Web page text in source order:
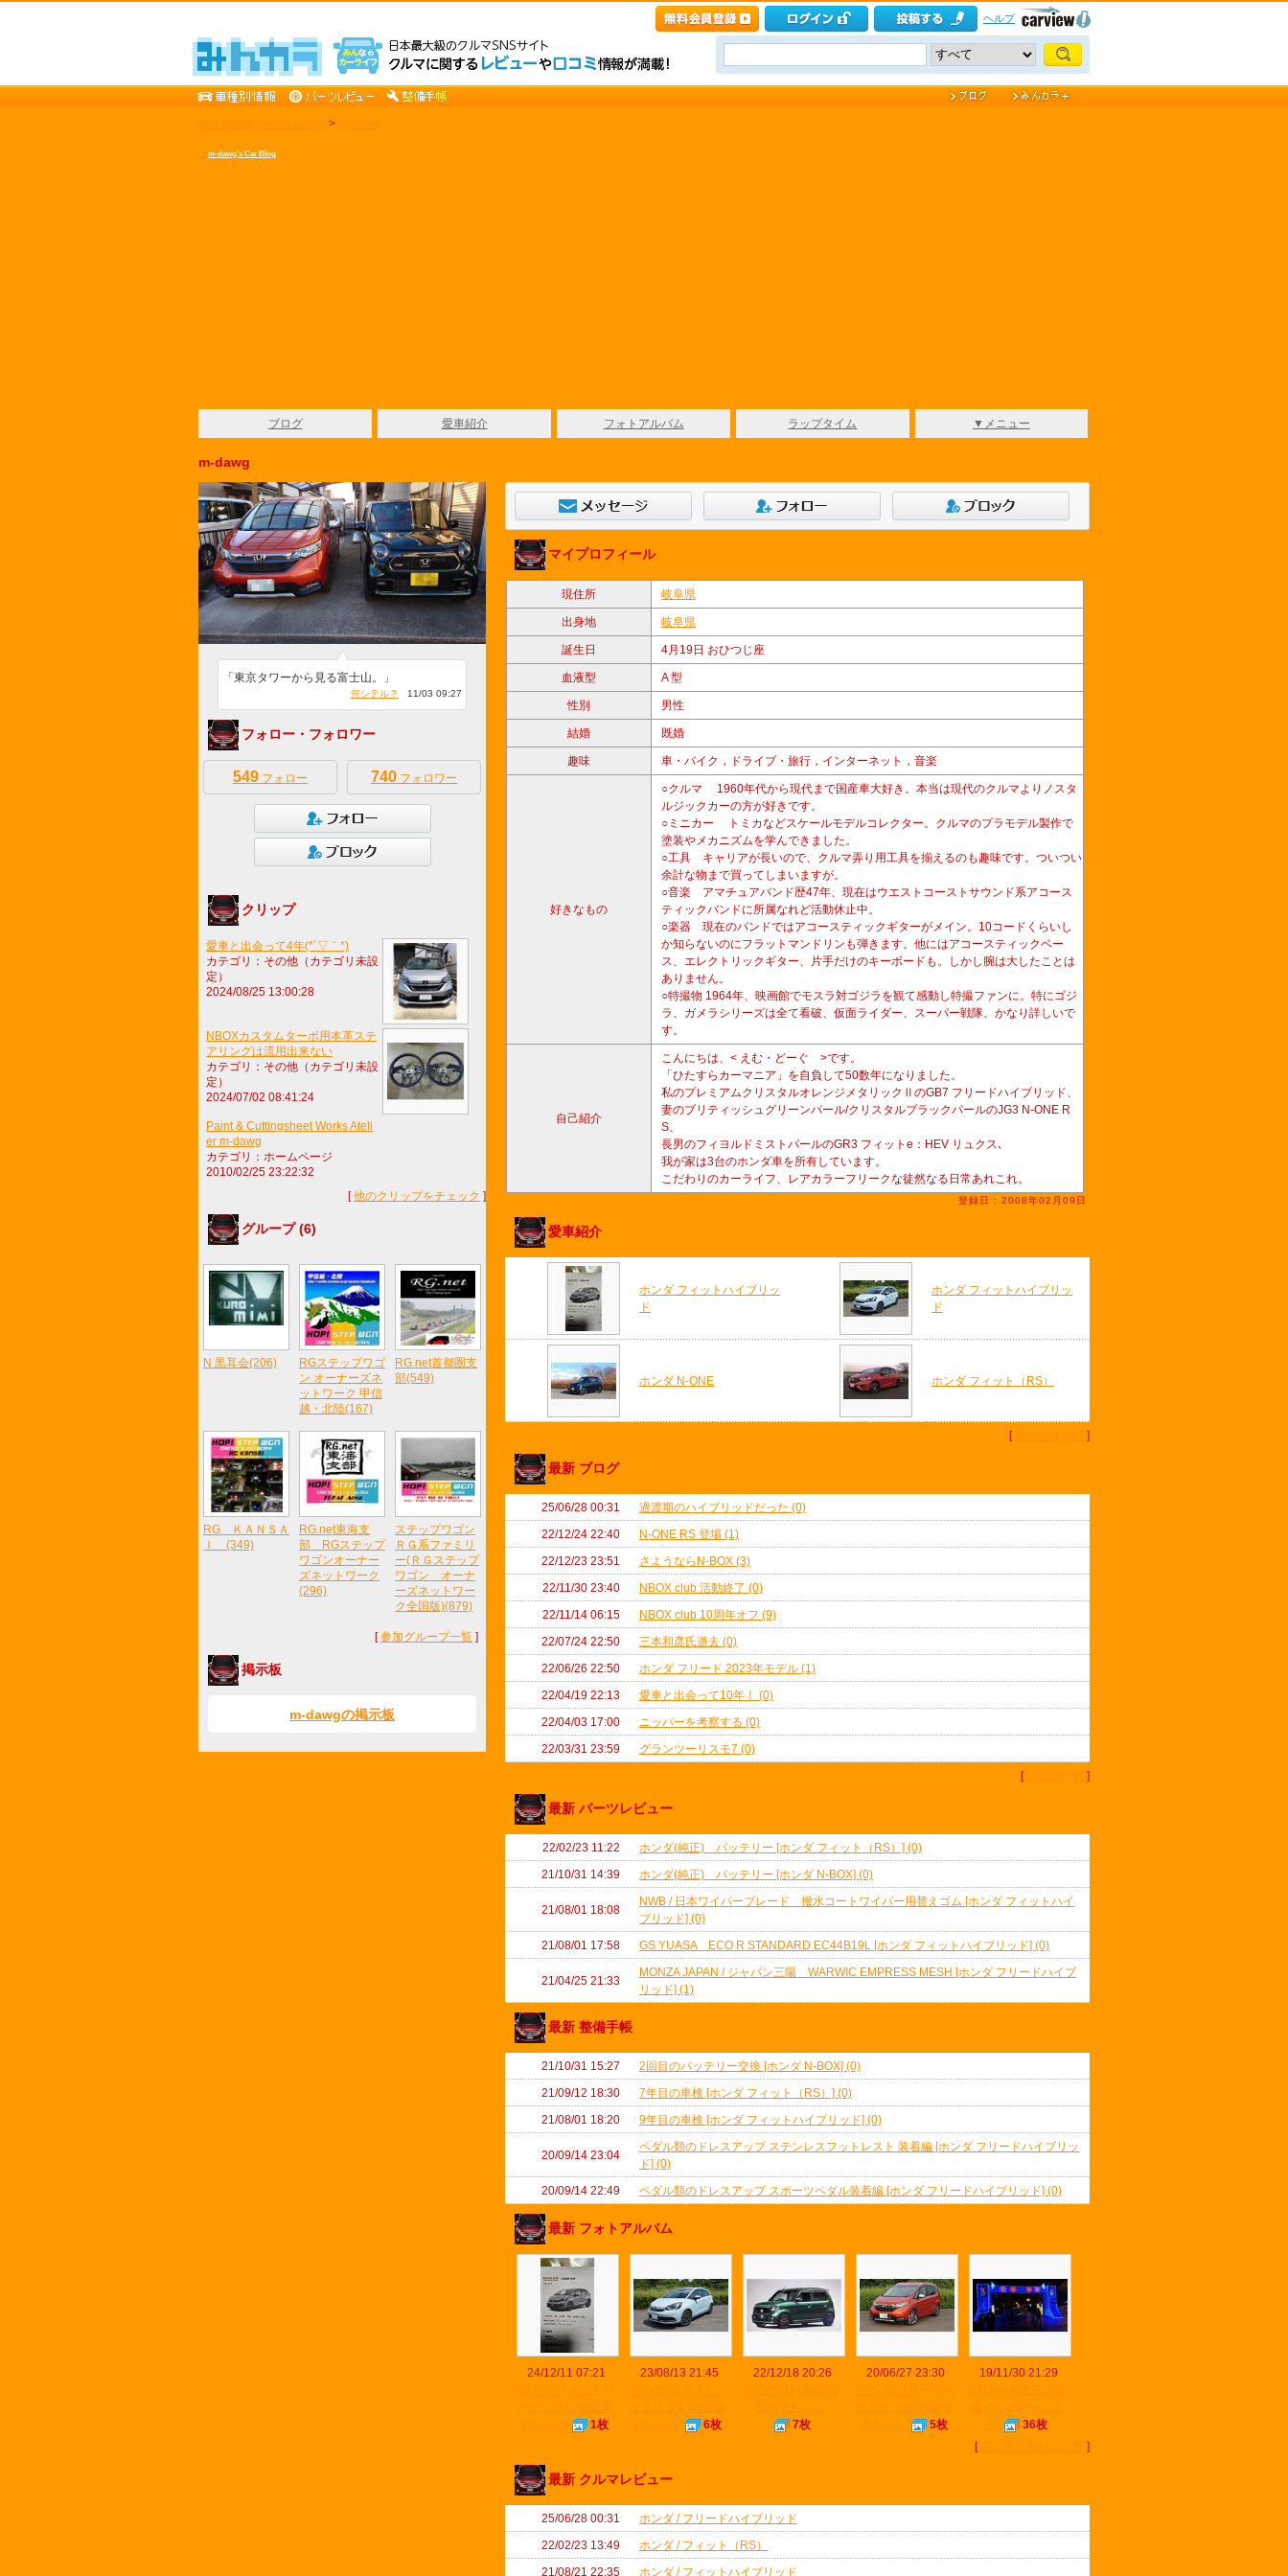
ヘルプ
>
m-dawg's Car Blog
ブログ 愛車紹介 フォトアルバム ラップタイム ▼メニュー
m-dawg
「東京タワーから見る富士山。」
何シテル？ 11/03 09:27
フォロー・フォロワー
549 フォロー 740 フォロワー
クリップ
愛車と出会って4年(*´▽｀*)
カテゴリ：その他（カテゴリ未設
定）
2024/08/25 13:00:28
NBOXカスタムターボ用本革ステ
アリングは流用出来ない
カテゴリ：その他（カテゴリ未設
定）
2024/07/02 08:41:24
Paint & Cuttingsheet Works Ateli
er m-dawg
カテゴリ：ホームページ
2010/02/25 23:22:32
[他のクリップをチェック ]
グループ (6)
N 黒耳会(206)
RGステップワゴ
ン オーナーズネ
ットワーク 甲信
越・北陸(167)
RG.net首都圏支
部(549)
RG ＫＡＮＳＡ
Ｉ (349)
RG.net東海支
部 RGステップ
ワゴンオーナー
ズネットワーク
(296)
ステップワゴン
ＲＧ系ファミリ
ー(ＲＧステップ
ワゴン オーナ
ーズネットワー
ク全国版)(879)
[参加グループ一覧 ]
掲示板
m-dawgの掲示板
マイプロフィール
現住所 岐阜県
出身地 岐阜県
誕生日 4月19日 おひつじ座
血液型 A 型
性別 男性
結婚 既婚
趣味 車・バイク，ドライブ・旅行，インターネット，音楽
好きなもの
○クルマ 1960年代から現代まで国産車大好き。本当は現代のクルマよりノスタ
ルジックカーの方が好きです。
○ミニカー トミカなどスケールモデルコレクター。クルマのプラモデル製作で
塗装やメカニズムを学んできました。
○工具 キャリアが長いので、クルマ弄り用工具を揃えるのも趣味です。ついつい
余計な物まで買ってしまいますが。
○音楽 アマチュアバンド歴47年、現在はウエストコーストサウンド系アコース
ティックバンドに所属なれど活動休止中。
○楽器 現在のバンドではアコースティックギターがメイン。10コードくらいし
か知らないのにフラットマンドリンも弾きます。他にはアコースティックベー
ス、エレクトリックギター、片手だけのキーボードも。しかし腕は大したことは
ありません。
○特撮物 1964年、映画館でモスラ対ゴジラを観て感動し特撮ファンに。特にゴジ
ラ、ガメラシリーズは全て看破、仮面ライダー、スーパー戦隊、かなり詳しいで
す。
自己紹介
こんにちは、< えむ・どーぐ >です。
「ひたすらカーマニア」を自負して50数年になりました。
私のプレミアムクリスタルオレンジメタリックⅡのGB7 フリードハイブリッド、
妻のブリティッシュグリーンパール/クリスタルブラックパールのJG3 N-ONE R
S、
長男のフィヨルドミストパールのGR3 フィットe：HEV リュクス､
我が家は3台のホンダ車を所有しています。
こだわりのカーライフ、レアカラーフリークな徒然なる日常あれこれ。
登録日 : 2008年02月09日
愛車紹介
ホンダ フィットハイブリッ
ド
ホンダ フィットハイブリッ
ド
ホンダ N-ONE ホンダ フィット（RS）
[ ]
最新 ブログ
25/06/28 00:31
過渡期のハイブリッドだった (0)
22/12/24 22:40
N-ONE RS 登場 (1)
22/12/23 23:51
さようならN-BOX (3)
22/11/30 23:40
NBOX club 活動終了 (0)
22/11/14 06:15
NBOX club 10周年オフ (9)
22/07/24 22:50
三本和彦氏逝去 (0)
22/06/26 22:50
ホンダ フリード 2023年モデル (1)
22/04/19 22:13
愛車と出会って10年！ (0)
22/04/03 17:00
ニッパーを考察する (0)
22/03/31 23:59
グランツーリスモ7 (0)
[
]
最新 パーツレビュー
22/02/23 11:22
ホンダ(純正) バッテリー [ホンダ フィット（RS）] (0)
21/10/31 14:39
ホンダ(純正) バッテリー [ホンダ N-BOX] (0)
21/08/01 18:08
NWB / 日本ワイパーブレード 撥水コートワイパー用替えゴム [ホンダ フィットハイ
ブリッド] (0)
21/08/01 17:58
GS YUASA ECO R STANDARD EC44B19L [ホンダ フィットハイブリッド] (0)
21/04/25 21:33
MONZA JAPAN / ジャパン三陽 WARWIC EMPRESS MESH [ホンダ フリードハイブ
リッド] (1)
最新 整備手帳
21/10/31 15:27
2回目のバッテリー交換 [ホンダ N-BOX] (0)
21/09/12 18:30
7年目の車検 [ホンダ フィット（RS）] (0)
21/08/01 18:20
9年目の車検 [ホンダ フィットハイブリッド] (0)
20/09/14 23:04
ペダル類のドレスアップ ステンレスフットレスト 装着編 [ホンダ フリードハイブリッ
ド] (0)
20/09/14 22:49
ペダル類のドレスアップ スポーツペダル装着編 [ホンダ フリードハイブリッド] (0)
最新 フォトアルバム
24/12/11 07:21
1枚
23/08/13 21:45
6枚
22/12/18 20:26
7枚
20/06/27 23:30
5枚
19/11/30 21:29
36枚
[
]
最新 クルマレビュー
25/06/28 00:31
ホンダ / フリードハイブリッド
22/02/23 13:49
ホンダ / フィット（RS）
21/08/21 22:35
ホンダ / フィットハイブリッド